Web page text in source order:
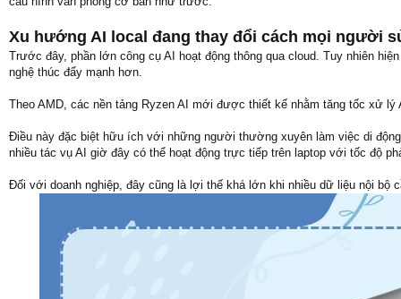
Xu hướng AI local đang thay đổi cách mọi người
Trước đây, phần lớn công cụ AI hoạt động thông qua cloud. Tuy nhiên
nghệ thúc đẩy mạnh hơn.
Theo AMD, các nền tảng Ryzen AI mới được thiết kế nhằm tăng tốc xử
Điều này đặc biệt hữu ích với những người thường xuyên làm việc di
nhiều tác vụ AI giờ đây có thể hoạt động trực tiếp trên laptop với tốc độ
Đối với doanh nghiệp, đây cũng là lợi thế khá lớn khi nhiều dữ liệu nội